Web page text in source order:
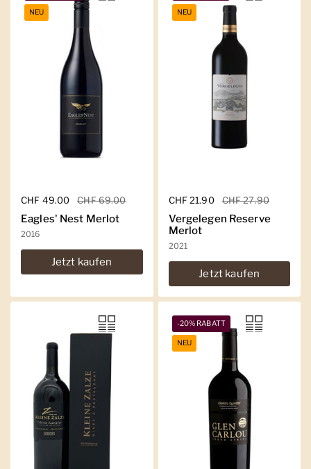
Regulärer Preis
CHF 49.00 Sale-Preis
CHF 69.00
Eagles' Nest Merlot
2016
Jetzt kaufen
NEU
Regulärer Preis
CHF 21.90 Sale-Preis
CHF 27.90
Vergelegen Reserve
Merlot
2021
Jetzt kaufen
NEU
-20% RABATT
NEU